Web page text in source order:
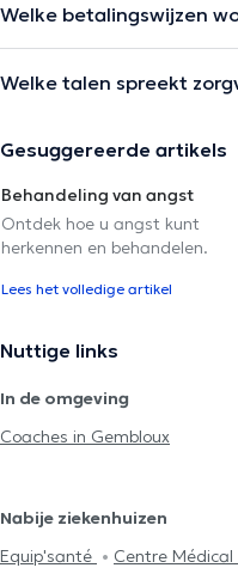
Welke betalingswijzen
Welke talen spreekt
Gesuggereerde artikels
Behandeling van angst
Ontdek hoe u angst kunt
herkennen en behandelen.
Lees het volledige artikel
Nuttige links
In de omgeving
Coaches in Gembloux
Nabije ziekenhuizen
Equip'santé
Centre